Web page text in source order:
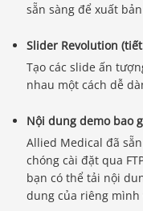
sẵn sàng để xuất
Slider Revolution
Tạo các slide ấn
nhau một cách dễ
Nội dung demo bao
Allied Medical đã
chóng cài đặt qua
bạn có thể tải nội
dung của riêng mình